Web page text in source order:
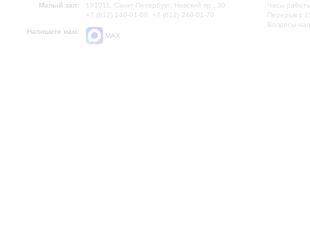
Малый зал:
191011, Санкт-Петербург, Невский пр., 30
+7 (812) 240-01-00, +7 (812) 240-01-70
Напишите нам:
MAX
Часы
Перерыв с
Вопросы